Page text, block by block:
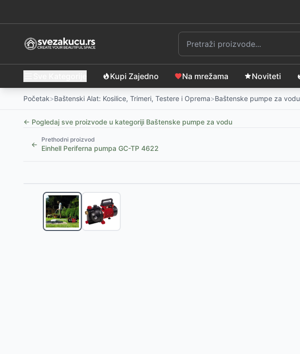
Kupi Zajedno Na mrežama Noviteti
Početak>Baštenski Alat: Kosilice, Trimeri, Testere i Oprema>Baštenske pumpe za vodu
← Pogledaj sve proizvode u kategoriji Baštenske pumpe za vodu
←
Prethodni proizvod
Einhell Periferna pumpa GC-TP 4622
Baštenska pumpa Villager JGP 10035 Prime
Fieldmann Baštenska pumpa visokog pritiska za vodu FVC 8020-EC
Fieldmann Baštenska pumpa visokog pritiska za vodu FVC 8010-EC